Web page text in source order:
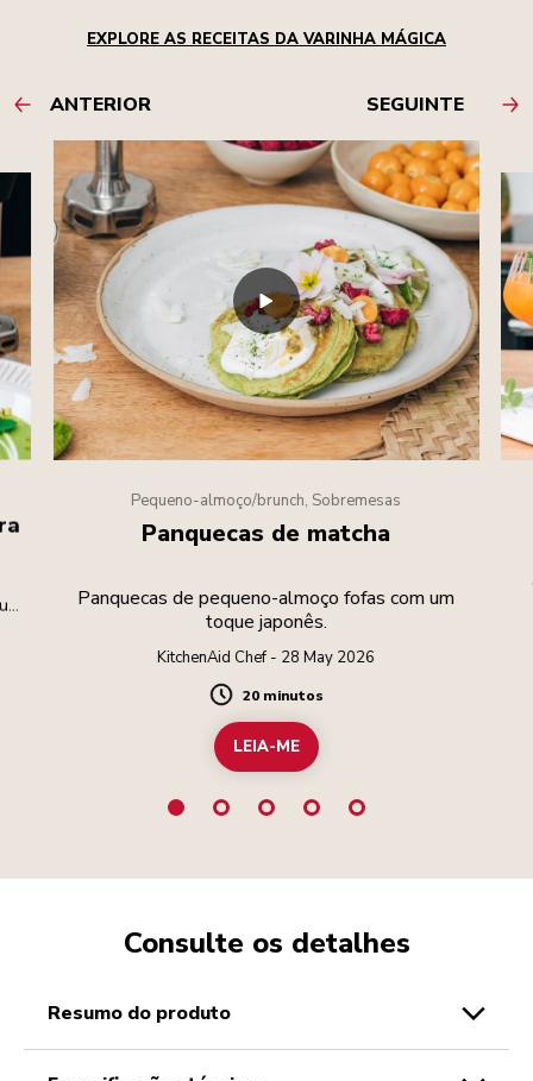
EXPLORE AS RECEITAS DA VARINHA MÁGICA
ANTERIOR SEGUINTE
Pequeno-almoço/brunch, Sobremesas
Panquecas de matcha
Panquecas de pequeno-almoço fofas com um
toque japonês.
KitchenAid Chef - 28 May 2026
Duration
20 minutos
LEIA-ME
Consulte os detalhes
resumo do produto